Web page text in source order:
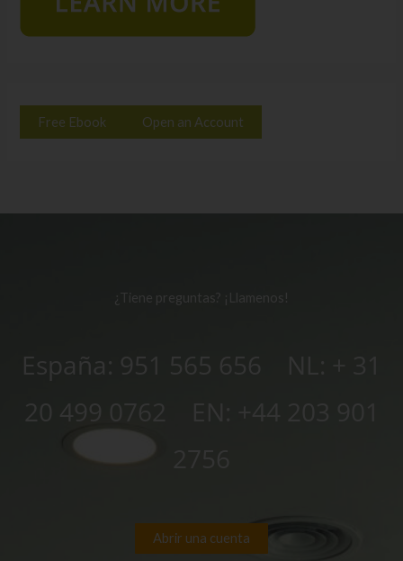
Free Ebook Open an Account
¿Tiene preguntas? ¡Llamenos!
España: 951 565 656 NL:
Abrir una cuenta